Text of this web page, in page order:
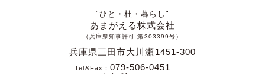
"ひと・杜・暮らし"
あまがえる株式会社
（兵庫県知事許可 第303399号）
兵庫県三田市大川瀬1451-300
Tel&Fax 079-506-0451